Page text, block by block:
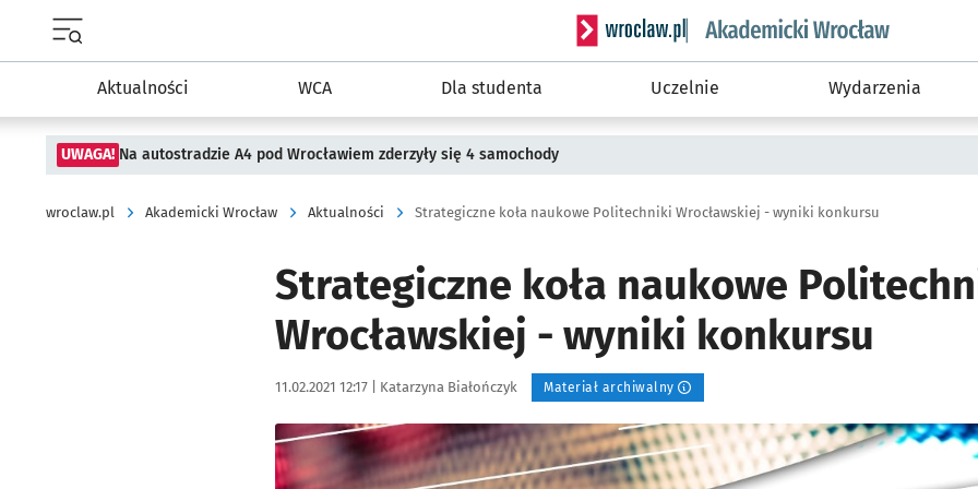
Menu główne portalu wroclaw.pl
Serwis informacyjny wroclaw.pl podserwis:
Aktualności WCA Dla studenta Uczelnie Wydarzenia
UWAGA! Na autostradzie A4 pod Wrocławiem zderzyły się 4 samochody
wroclaw.pl Akademicki Wrocław Aktualności Strategiczne koła naukowe Politechniki Wrocławskiej - wyniki konkursu
Strategiczne koła naukowe
Wrocławskiej - wyniki konkursu
Data publikacji:
11.02.2021 12:17 | Autor:
Katarzyna Białończyk Materiał archiwalny
Kliknij, aby powiększyć